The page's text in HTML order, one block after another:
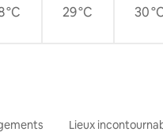
°C 29 °C 30
Lieux